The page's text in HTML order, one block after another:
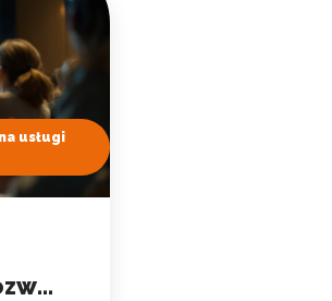
usługi